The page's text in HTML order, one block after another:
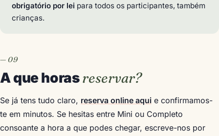
obrigatório por lei para todos os participantes, também
crianças.
A que horasreservar?
Se já tens tudo claro, reserva online aqui e confirmamos-
te em minutos. Se hesitas entre Mini ou Completo
consoante a hora a que podes chegar, escreve-nos por